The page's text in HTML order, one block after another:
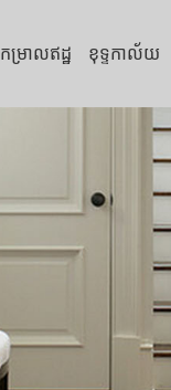
កម្រាលឥដ្ឋ ខុទ្ទកាល័យ